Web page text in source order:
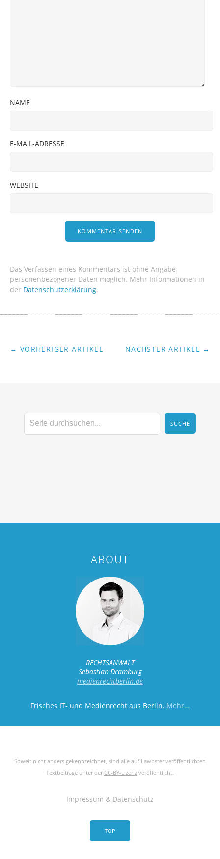
NAME
E-MAIL-ADRESSE
WEBSITE
Das Verfassen eines Kommentars ist ohne Angabe
personenbezogener Daten möglich. Mehr Informationen in
der Datenschutzerklärung.
NÄCHSTER ARTIKEL →
← VORHERIGER ARTIKEL
ABOUT
RECHTSANWALT
Sebastian Dramburg
medienrechtberlin.de
Frisches IT- und Medienrecht aus Berlin. Mehr…
Soweit nicht anders gekennzeichnet, sind alle auf Lawbster veröffentlichten
Textbeiträge unter der CC-BY-Lizenz veröffentlicht.
Impressum & Datenschutz
TOP